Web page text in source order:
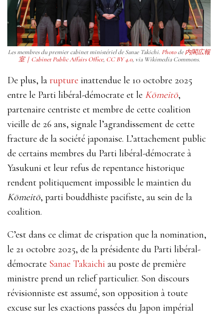
Les membres du premier cabinet ministériel de Sanae Takichi. Photode内閣広報
室｜Cabinet Public Affairs Office, CC BY 4.0, via Wikimedia Commons.
De plus, la rupture inattendue le 10 octobre 2025
entre le Parti libéral-démocrate et le Kōmeitō,
partenaire centriste et membre de cette coalition
vieille de 26 ans, signale l’agrandissement de cette
fracture de la société japonaise. L’attachement public
de certains membres du Parti libéral-démocrate à
Yasukuni et leur refus de repentance historique
rendent politiquement impossible le maintien du
Kōmeitō, parti bouddhiste pacifiste, au sein de la
coalition.
C’est dans ce climat de crispation que la nomination,
le 21 octobre 2025, de la présidente du Parti libéral-
démocrate Sanae Takaichi au poste de première
ministre prend un relief particulier. Son discours
révisionniste est assumé, son opposition à toute
excuse sur les exactions passées du Japon impérial